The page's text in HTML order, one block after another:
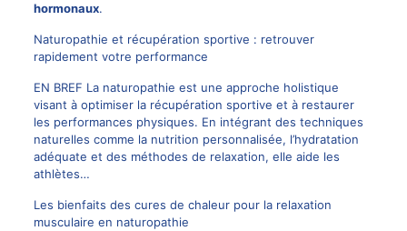
hormonaux.
Naturopathie et récupération sportive : retrouver
rapidement votre performance
EN BREF La naturopathie est une approche holistique
visant à optimiser la récupération sportive et à restaurer
les performances physiques. En intégrant des techniques
naturelles comme la nutrition personnalisée, l’hydratation
adéquate et des méthodes de relaxation, elle aide les
athlètes…
Les bienfaits des cures de chaleur pour la relaxation
musculaire en naturopathie